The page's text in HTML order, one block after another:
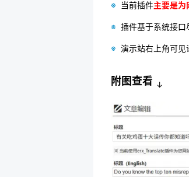
※ 当前插件主要是为
※ 插件基于系统接口
※ 演示站右上角可见
附图查看 ↓